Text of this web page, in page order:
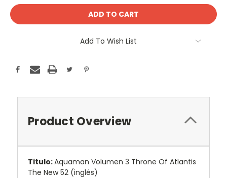
Add To Wish List
Product Overview
Titulo:Aquaman Volumen 3 Throne Of Atlantis
The New 52 (inglés)